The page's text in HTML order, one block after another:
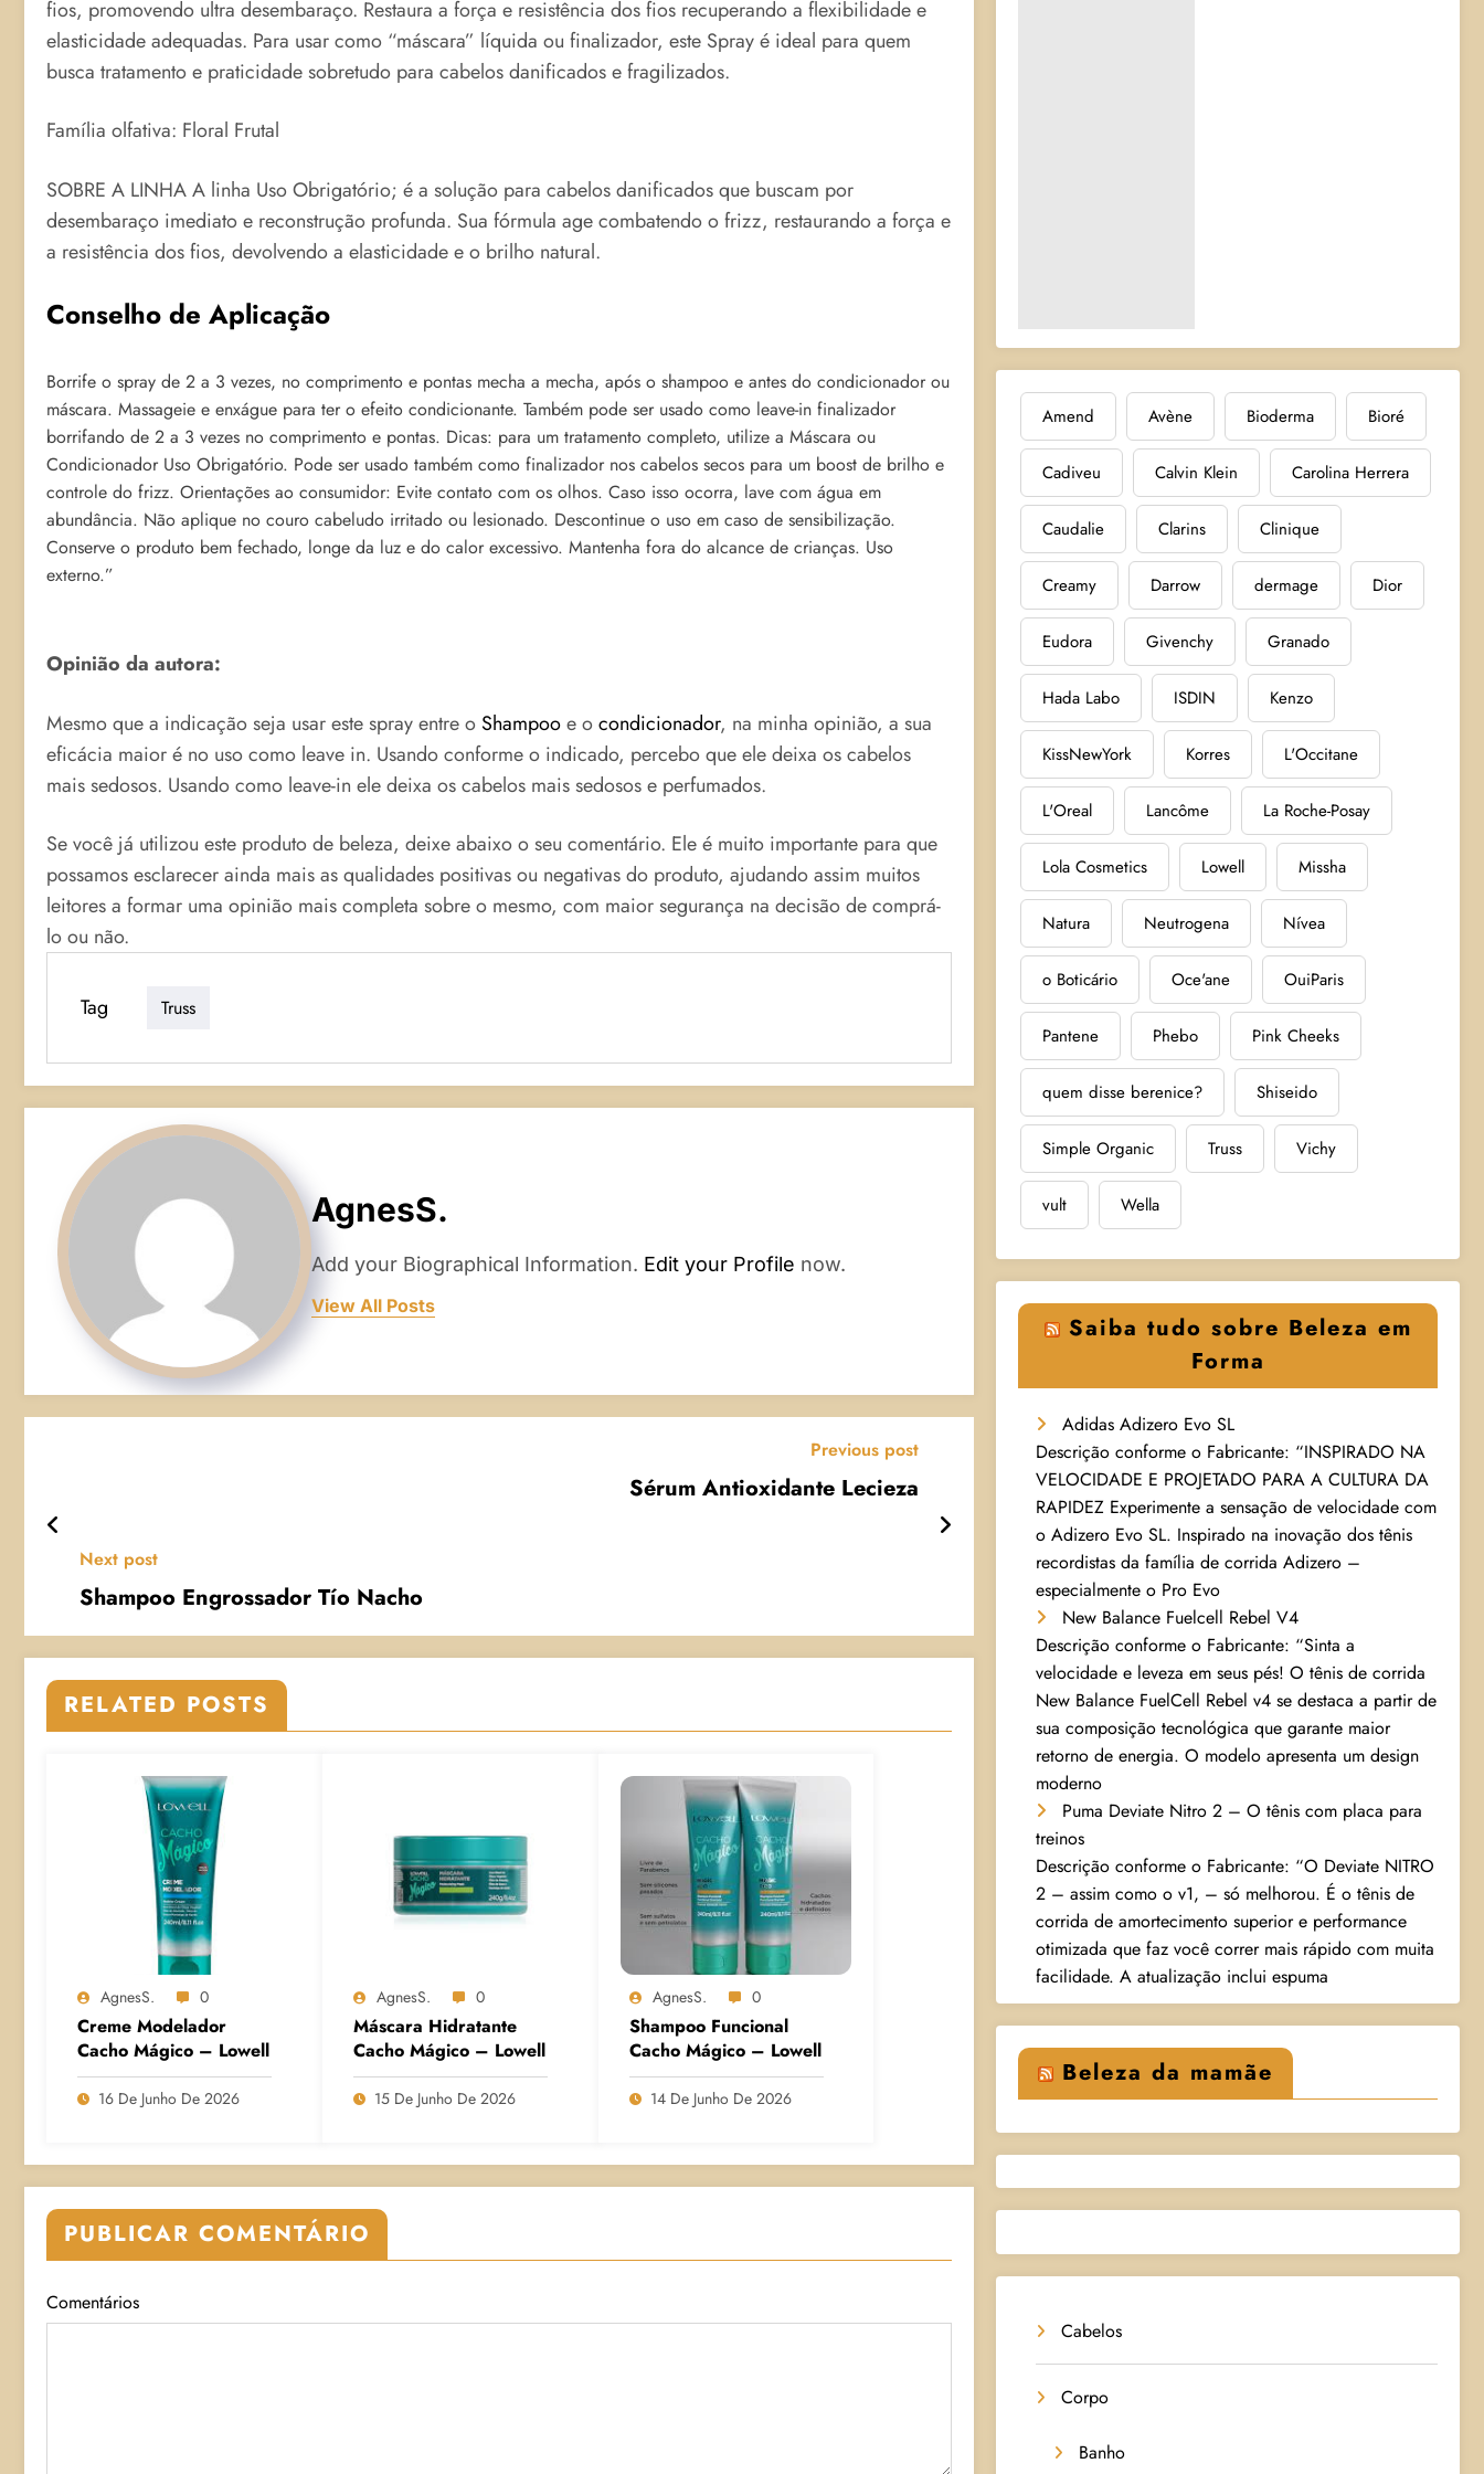
fios, promovendo ultra desembaraço. Restaura a força e resistência dos fios recuperando a flexibilidade e
elasticidade adequadas. Para usar como “máscara” líquida ou finalizador, este Spray é ideal para quem
busca tratamento e praticidade sobretudo para cabelos danificados e fragilizados.
Família olfativa: Floral Frutal
SOBRE A LINHA A linha Uso Obrigatório; é a solução para cabelos danificados que buscam por
desembaraço imediato e reconstrução profunda. Sua fórmula age combatendo o frizz, restaurando a força e
a resistência dos fios, devolvendo a elasticidade e o brilho natural.
Conselho de Aplicação
Borrife o spray de 2 a 3 vezes, no comprimento e pontas mecha a mecha, após o shampoo e antes do condicionador ou
máscara. Massageie e enxágue para ter o efeito condicionante. Também pode ser usado como leave-in finalizador
borrifando de 2 a 3 vezes no comprimento e pontas. Dicas: para um tratamento completo, utilize a Máscara ou
Condicionador Uso Obrigatório. Pode ser usado também como finalizador nos cabelos secos para um boost de brilho e
controle do frizz. Orientações ao consumidor: Evite contato com os olhos. Caso isso ocorra, lave com água em
abundância. Não aplique no couro cabeludo irritado ou lesionado. Descontinue o uso em caso de sensibilização.
Conserve o produto bem fechado, longe da luz e do calor excessivo. Mantenha fora do alcance de crianças. Uso
externo.”
Opinião da autora:
Mesmo que a indicação seja usar este spray entre o Shampooe ocondicionador, na minha opinião, a sua
eficácia maior é no uso como leave in. Usando conforme o indicado, percebo que ele deixa os cabelos
mais sedosos. Usando como leave-in ele deixa os cabelos mais sedosos e perfumados.
Se você já utilizou este produto de beleza, deixe abaixo o seu comentário. Ele é muito importante para que
possamos esclarecer ainda mais as qualidades positivas ou negativas do produto, ajudando assim muitos
leitores a formar uma opinião mais completa sobre o mesmo, com maior segurança na decisão de comprá-
lo ou não.
Tag Truss
AgnesS.
Add your Biographical Information. Edit your Profile now.
View All Posts
Previous post
Sérum Antioxidante Lecieza
Next post
Shampoo Engrossador Tío Nacho
RELATED POSTS
AgnesS. 0
Creme Modelador
Cacho Mágico – Lowell
16 De Junho De 2026
AgnesS. 0
Máscara Hidratante
Cacho Mágico – Lowell
15 De Junho De 2026
AgnesS. 0
Shampoo Funcional
Cacho Mágico – Lowell
14 De Junho De 2026
PUBLICAR COMENTÁRIO
Comentários
Amend Avène Bioderma Bioré
Cadiveu Calvin Klein Carolina Herrera
Caudalie Clarins Clinique
Creamy Darrow dermage Dior
Eudora Givenchy Granado
Hada Labo ISDIN Kenzo
KissNewYork Korres L'Occitane
L'Oreal Lancôme La Roche-Posay
Lola Cosmetics Lowell Missha
Natura Neutrogena Nívea
o Boticário Oce'ane OuiParis
Pantene Phebo Pink Cheeks
quem disse berenice? Shiseido
Simple Organic Truss Vichy
vult Wella
Saiba tudo sobre Beleza em
Forma
Adidas Adizero Evo SL
Descrição conforme o Fabricante: “INSPIRADO NA
VELOCIDADE E PROJETADO PARA A CULTURA DA
RAPIDEZ Experimente a sensação de velocidade com
o Adizero Evo SL. Inspirado na inovação dos tênis
recordistas da família de corrida Adizero –
especialmente o Pro Evo
New Balance Fuelcell Rebel V4
Descrição conforme o Fabricante: “Sinta a
velocidade e leveza em seus pés! O tênis de corrida
New Balance FuelCell Rebel v4 se destaca a partir de
sua composição tecnológica que garante maior
retorno de energia. O modelo apresenta um design
moderno
Puma Deviate Nitro 2 – O tênis com placa para
treinos
Descrição conforme o Fabricante: “O Deviate NITRO
2 – assim como o v1, – só melhorou. É o tênis de
corrida de amortecimento superior e performance
otimizada que faz você correr mais rápido com muita
facilidade. A atualização inclui espuma
Beleza da mamãe
Cabelos
Corpo
Banho